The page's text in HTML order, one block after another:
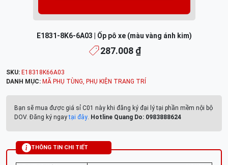
E1831-8K6-6A03 | Ốp pô xe (màu vàng ánh kim)
287.008 ₫
SKU: E18318K66A03
DANH MỤC: MÃ PHỤ TÙNG, PHỤ KIỆN TRANG TRÍ
Bạn sẽ mua được giá sỉ C01 này khi đăng ký đại lý tại phần mềm nội bộ
DOV. Đăng ký ngaytại đây. Hotline Quang Do: 0983888624
THÔNG TIN CHI TIẾT